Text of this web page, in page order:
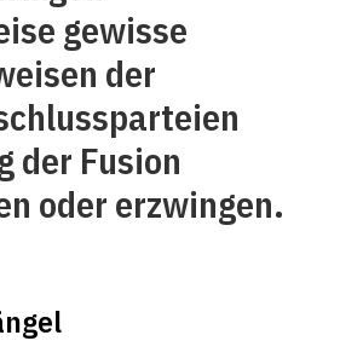
gewisse
der
der Fusion
oder erzwingen.